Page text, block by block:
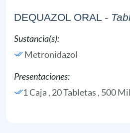
DEQUAZOL ORAL -
Sustancia(s):
Metronidazol
Presentaciones:
1 Caja , 20 Tabletas , 500